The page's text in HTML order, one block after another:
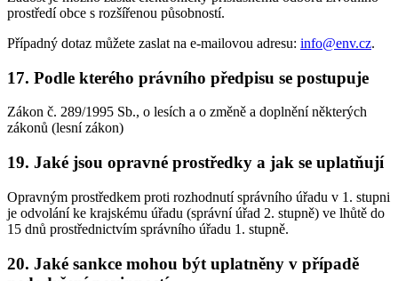
prostředí obce s rozšířenou působností.
Případný dotaz můžete zaslat na e-mailovou adresu: info@env.cz.
17. Podle kterého právního předpisu se postupuje
Zákon č. 289/1995 Sb., o lesích a o změně a doplnění některých
zákonů (lesní zákon)
19. Jaké jsou opravné prostředky a jak se uplatňují
Opravným prostředkem proti rozhodnutí správního úřadu v 1. stupni
je odvolání ke krajskému úřadu (správní úřad 2. stupně) ve lhůtě do
15 dnů prostřednictvím správního úřadu 1. stupně.
20. Jaké sankce mohou být uplatněny v případě